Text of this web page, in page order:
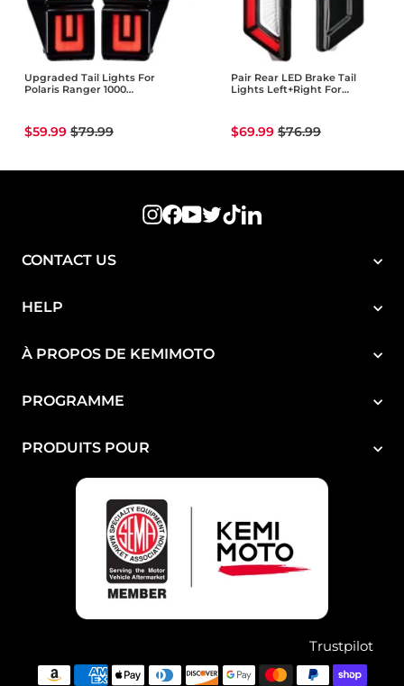
Upgraded Tail Lights For
Polaris Ranger 1000
$59.99Prix
Prix
$79.99
Pair Rear LED Brake Tail
Lights Left+Right For
$69.99Prix
Prix
$76.99
Instagram
Facebook
YouTube
Twitter
TikTokLinkedIn
CONTACT US
HELP
À PROPOS DE KEMIMOTO
PROGRAMME
PRODUITS POUR
Trustpilot